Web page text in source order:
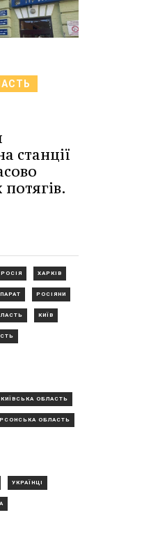
станції
РОСІЯ ХАРКІВ
РОСІЯНИ
КИЇВ
КИЇВСЬКА ОБЛАСТЬ
ОБЛАСТЬ
УКРАЇНЦІ